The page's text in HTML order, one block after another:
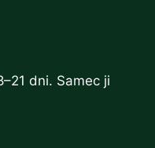
dni. Samec ji